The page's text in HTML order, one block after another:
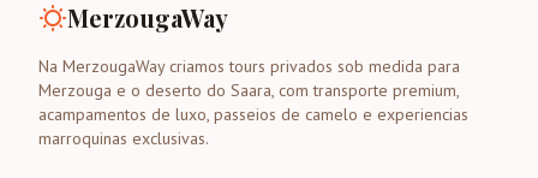
MerzougaWay
Na MerzougaWay criamos tours privados sob medida para
Merzouga e o deserto do Saara, com transporte premium,
acampamentos de luxo, passeios de camelo e experiencias
marroquinas exclusivas.